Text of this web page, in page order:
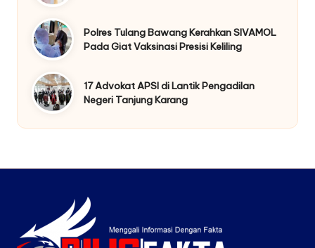
Polres Tulang Bawang Kerahkan SIVAMOL
Pada Giat Vaksinasi Presisi Keliling
17 Advokat APSI di Lantik Pengadilan
Negeri Tanjung Karang